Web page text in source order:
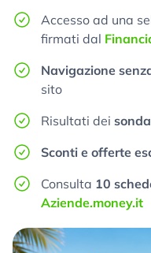
Accesso ad una
firmati dal
Navigazione
sito
Risultati dei
Sconti e offerte
Consulta 10
Aziende.money.it